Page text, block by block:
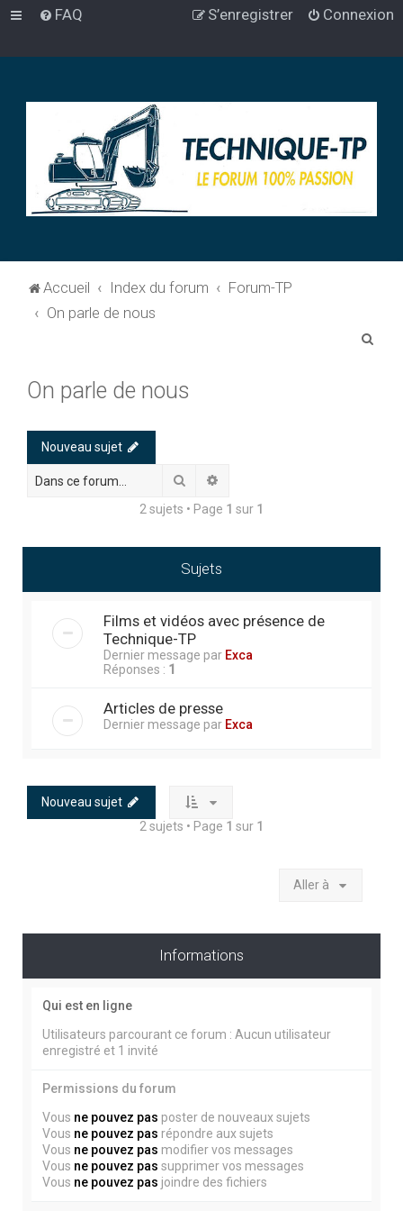
FAQ Connexion
S’enregistrer
Accueil Index du forum
Forum-TP
On parle de nous
On parle de nous
Nouveau sujet
Rechercher
2 sujets • Page 1 sur 1
Sujets
Films et vidéos avec présence de
Technique-TP
Dernier message par Exca
Réponses : 1
Articles de presse
Dernier message par Exca
Nouveau sujet
2 sujets • Page 1 sur 1
Aller à
Informations
Qui est en ligne
Utilisateurs parcourant ce forum : Aucun utilisateur
enregistré et 1 invité
Permissions du forum
Vous ne pouvez pas poster de nouveaux sujets
Vous ne pouvez pas répondre aux sujets
Vous ne pouvez pas modifier vos messages
Vous ne pouvez pas supprimer vos messages
Vous ne pouvez pas joindre des fichiers